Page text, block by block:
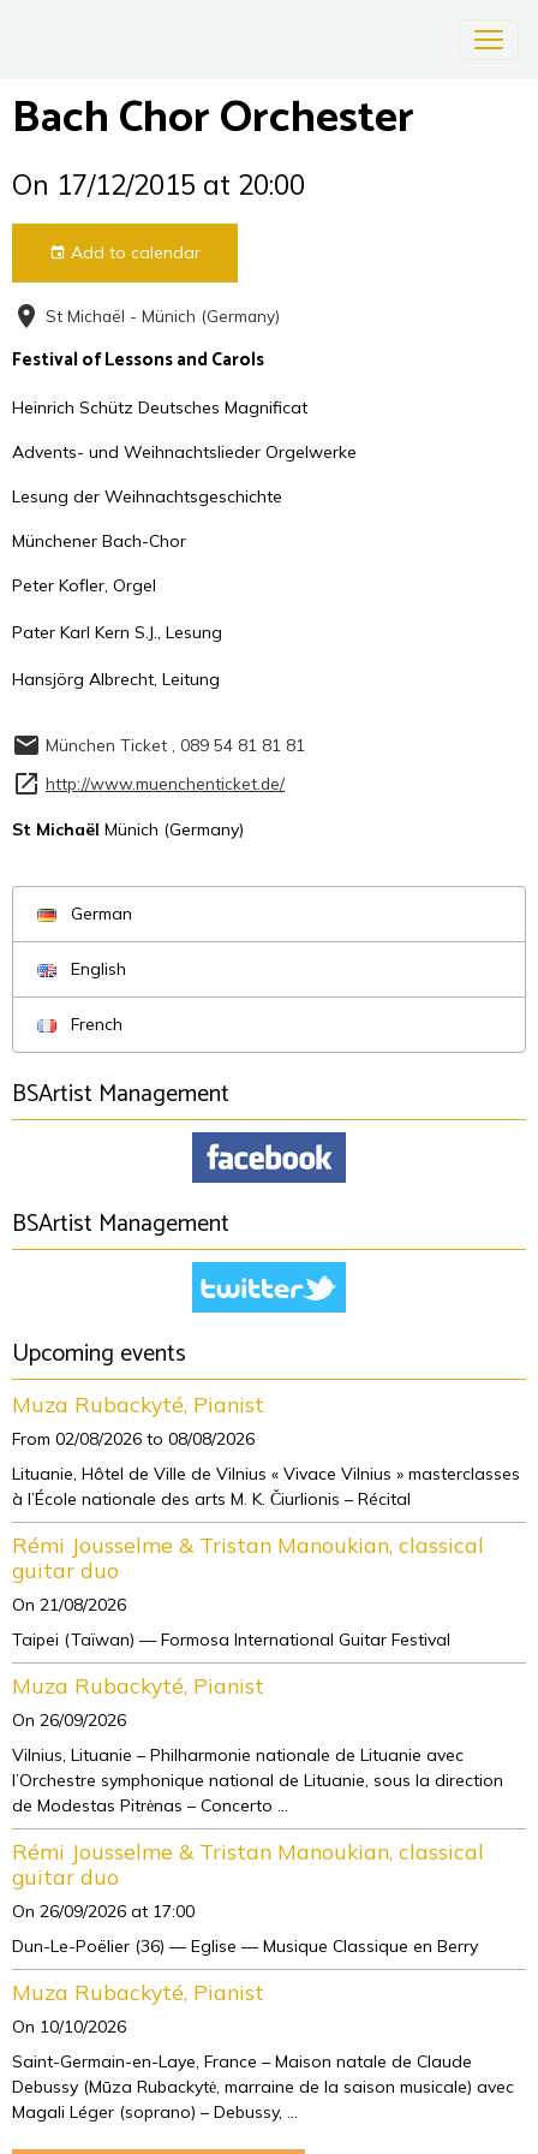
Bach Chor Orchester
On 17/12/2015 at 20:00
Add to calendar
St Michaël - Münich (Germany)
Festival of Lessons and Carols
Heinrich Schütz Deutsches Magnificat
Advents- und Weihnachtslieder Orgelwerke
Lesung der Weihnachtsgeschichte
Münchener Bach-Chor
Peter Kofler, Orgel
Pater Karl Kern S.J., Lesung
Hansjörg Albrecht, Leitung
München Ticket , 089 54 81 81 81
http://www.muenchenticket.de/
St Michaël Münich (Germany)
German
English
French
BSArtist Management
BSArtist Management
Upcoming events
Muza Rubackyté, Pianist
From 02/08/2026 to 08/08/2026
Lituanie, Hôtel de Ville de Vilnius « Vivace Vilnius » masterclasses
à l’École nationale des arts M. K. Čiurlionis – Récital
Rémi Jousselme & Tristan Manoukian, classical
guitar duo
On 21/08/2026
Taipei (Taïwan) — Formosa International Guitar Festival
Muza Rubackyté, Pianist
On 26/09/2026
Vilnius, Lituanie – Philharmonie nationale de Lituanie avec
l’Orchestre symphonique national de Lituanie, sous la direction
de Modestas Pitrėnas – Concerto ...
Rémi Jousselme & Tristan Manoukian, classical
guitar duo
On 26/09/2026 at 17:00
Dun-Le-Poëlier (36) — Eglise — Musique Classique en Berry
Muza Rubackyté, Pianist
On 10/10/2026
Saint-Germain-en-Laye, France – Maison natale de Claude
Debussy (Mūza Rubackytė, marraine de la saison musicale) avec
Magali Léger (soprano) – Debussy, ...